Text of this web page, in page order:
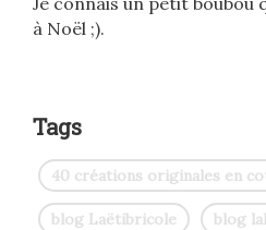
à Noël ;).
Tags
40 créations originales en
blog Laëtibricole blog